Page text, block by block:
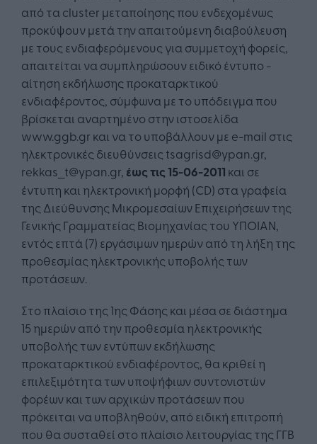
από τα cluster μεταποίησης που ενδεχομένως
προκύψουν μετά την απαιτούμενη διαβούλευση
με τους ενδιαφερόμενους για συμμετοχή φορείς,
απαιτείται να συμπληρώσουν ειδικό έντυπο -
αίτηση εκδήλωσης προκαταρκτικού
ενδιαφέροντος, σύμφωνα με το υπόδειγμα που
βρίσκεται αναρτημένο στην ιστοσελίδα
www.ggb.gr και να το υποβάλλουν με e-mail στις
ηλεκτρονικές διευθύνσεις tsagrisd@ypan.gr,
rekkas_t@ypan.gr, έως τις 15-06-2011 και σε
έντυπη και ηλεκτρονική μορφή (CD) στα γραφεία
της Διεύθυνσης Μικρομεσαίων Επιχειρήσεων της
Γενικής Γραμματείας Βιομηχανίας του ΥΠΟΙΑΝ,
εντός επτά (7) εργάσιμων ημερών από τη λήξη της
προθεσμίας ηλεκτρονικής υποβολής των
προτάσεων.
Στο πλαίσιο της 1ης Φάσης και μέσα σε διάστημα
15 ημερών από την προθεσμία ηλεκτρονικής
υποβολής των εντύπων εκδήλωσης
προκαταρκτικού ενδιαφέροντος, θα κριθεί η
επιλεξιμότητα των υποψήφιων συντονιστών
φορέων και των αρχικών προτάσεων που
πρόκειται να υποβληθούν, από ειδική επιτροπή
που θα συσταθεί στο πλαίσιο λειτουργίας της ΓΓΒ